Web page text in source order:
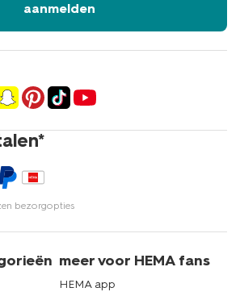
bezorgopties
aanmelden
meer voor HEMA fans
HEMA app